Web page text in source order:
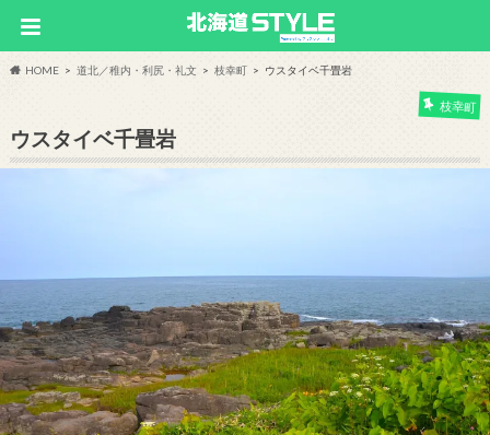
HOME 道北／稚内・利尻・礼文 枝幸町 ウスタイベ千畳岩
枝幸町
ウスタイベ千畳岩